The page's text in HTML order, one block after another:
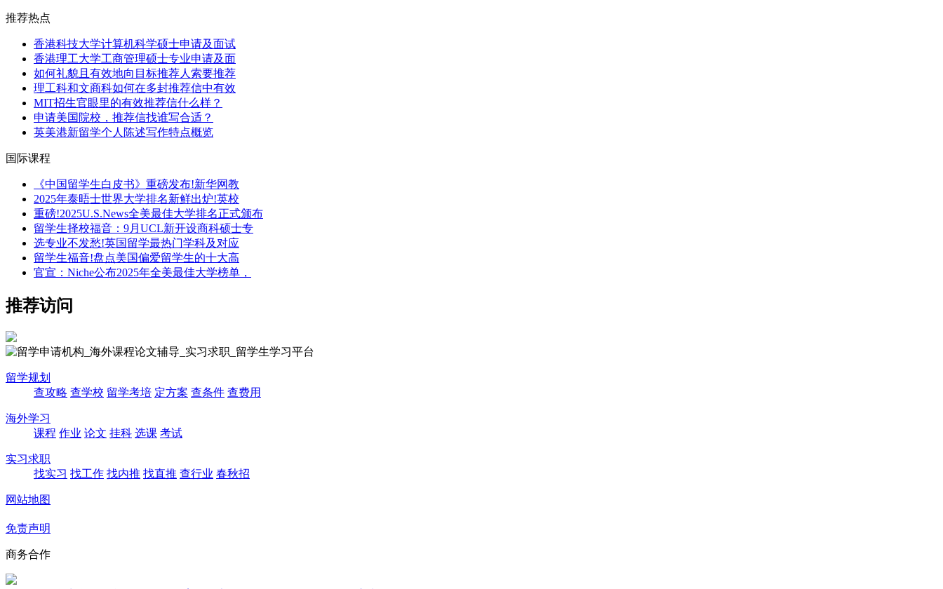
推荐热点
香港科技大学计算机科学硕士申请及面试
香港理工大学工商管理硕士专业申请及面
如何礼貌且有效地向目标推荐人索要推荐
理工科和文商科如何在多封推荐信中有效
MIT招生官眼里的有效推荐信什么样？
申请美国院校，推荐信找谁写合适？
英美港新留学个人陈述写作特点概览
国际课程
《中国留学生白皮书》重磅发布!新华网教
2025年泰晤士世界大学排名新鲜出炉!英校
重磅!2025U.S.News全美最佳大学排名正式颁布
留学生择校福音：9月UCL新开设商科硕士专
选专业不发愁!英国留学最热门学科及对应
留学生福音!盘点美国偏爱留学生的十大高
官宣：Niche公布2025年全美最佳大学榜单，
推荐访问
留学规划
查攻略 查学校 留学考培 定方案 查条件 查费用
海外学习
课程 作业 论文 挂科 选课 考试
实习求职
找实习 找工作 找内推 找直推 查行业 春秋招
网站地图
免责声明
商务合作